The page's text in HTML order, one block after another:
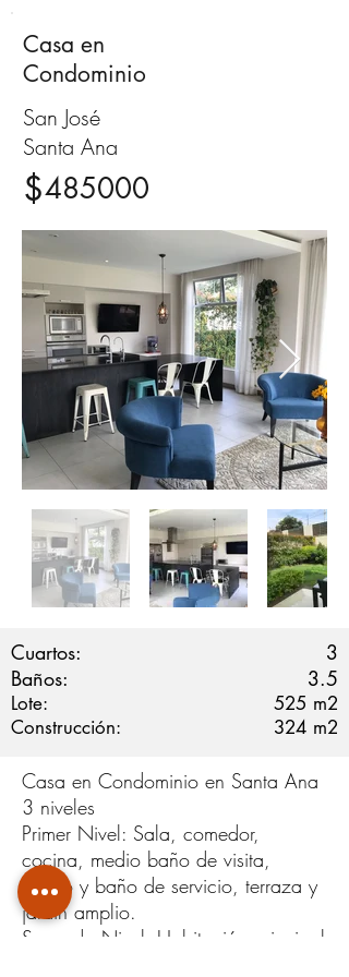
Casa en
Condominio
San José
Santa Ana
$485000
Cuartos:
Baños:
Lote:
Construcción:
3
3.5
525
324
m2
m2
Casa en Condominio en Santa Ana
3 niveles
Primer Nivel: Sala, comedor,
cocina, medio baño de visita,
cuarto y baño de servicio, terraza y
jardín amplio.
Segundo Nivel: Habitación principal